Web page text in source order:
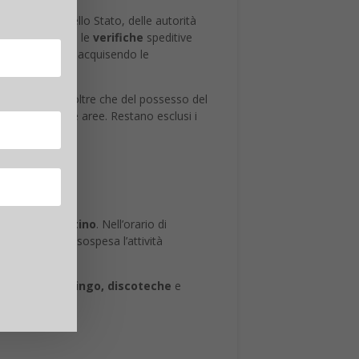
ferrovie dello Stato, delle autorità
di consentire le verifiche speditive
viaggiatori acquisendo le
al controllo, oltre che del possesso del
predette aree. Restano esclusi i
6 del mattino. Nell’orario di
verrà sospesa l’attività
e sale bingo, discoteche e